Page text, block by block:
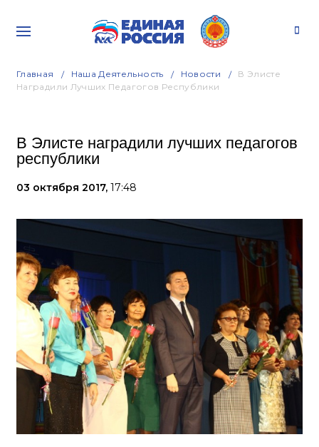
Главная Наша Деятельность Новости
В Элисте
Наградили Лучших Педагогов Республики
В Элисте наградили лучших педагогов
республики
03 октября 2017, 17:48